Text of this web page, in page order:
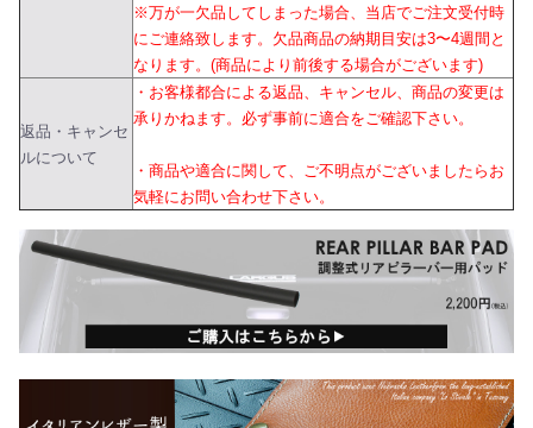
※万が一欠品してしまった場合、当店でご注文受付時
にご連絡致します。欠品商品の納期目安は3〜4週間と
なります。(商品により前後する場合がございます)
返品・キャンセ
ルについて
・お客様都合による返品、キャンセル、商品の変更は
承りかねます。必ず事前に適合をご確認下さい。
・商品や適合に関して、ご不明点がございましたらお
気軽にお問い合わせ下さい。